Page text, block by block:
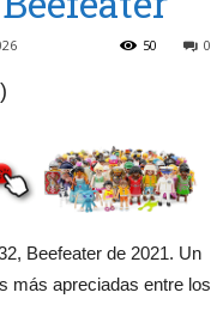
0
50
Beefeater de 2021. Un
más apreciadas entre los